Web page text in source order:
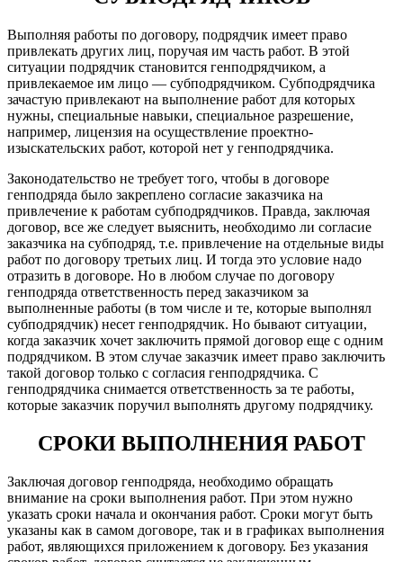
Выполняя работы по договору, подрядчик имеет право
привлекать других лиц, поручая им часть работ. В этой
ситуации подрядчик становится генподрядчиком, а
привлекаемое им лицо — субподрядчиком. Субподрядчика
зачастую привлекают на выполнение работ для которых
нужны, специальные навыки, специальное разрешение,
например, лицензия на осуществление проектно-
изыскательских работ, которой нет у генподрядчика.
Законодательство не требует того, чтобы в договоре
генподряда было закреплено согласие заказчика на
привлечение к работам субподрядчиков. Правда, заключая
договор, все же следует выяснить, необходимо ли согласие
заказчика на субподряд, т.е. привлечение на отдельные виды
работ по договору третьих лиц. И тогда это условие надо
отразить в договоре. Но в любом случае по договору
генподряда ответственность перед заказчиком за
выполненные работы (в том числе и те, которые выполнял
субподрядчик) несет генподрядчик. Но бывают ситуации,
когда заказчик хочет заключить прямой договор еще с одним
подрядчиком. В этом случае заказчик имеет право заключить
такой договор только с согласия генподрядчика. С
генподрядчика снимается ответственность за те работы,
которые заказчик поручил выполнять другому подрядчику.
СРОКИ ВЫПОЛНЕНИЯ РАБОТ
Заключая договор генподряда, необходимо обращать
внимание на сроки выполнения работ. При этом нужно
указать сроки начала и окончания работ. Сроки могут быть
указаны как в самом договоре, так и в графиках выполнения
работ, являющихся приложением к договору. Без указания